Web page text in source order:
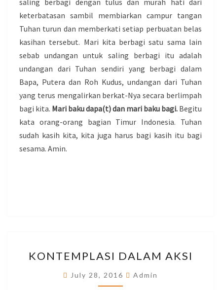
saling berbagi dengan tulus dan murah hati dari
keterbatasan sambil membiarkan campur tangan
Tuhan turun dan memberkati setiap perbuatan belas
kasihan tersebut. Mari kita berbagi satu sama lain
sebab undangan untuk saling berbagi itu adalah
undangan dari Tuhan sendiri yang berbagi dalam
Bapa, Putera dan Roh Kudus, undangan dari Tuhan
yang terus mengalirkan berkat-Nya secara berlimpah
bagi kita. Mari baku dapa(t) dan mari baku bagi. Begitu
kata orang-orang bagian Timur Indonesia. Tuhan
sudah kasih kita, kita juga harus bagi kasih itu bagi
sesama. Amin.
DALAM
AKSI
KONTEMPLASI DALAM AKSI
July 28, 2016 Admin